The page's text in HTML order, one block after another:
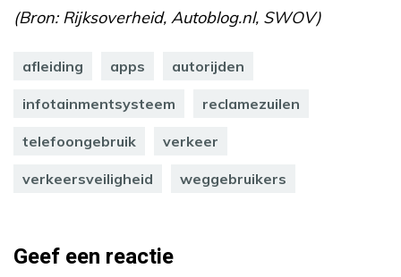
(Bron: Rijksoverheid, Autoblog.nl, SWOV)
afleiding apps autorijden
infotainmentsysteem reclamezuilen
telefoongebruik verkeer
verkeersveiligheid weggebruikers
Geef een reactie